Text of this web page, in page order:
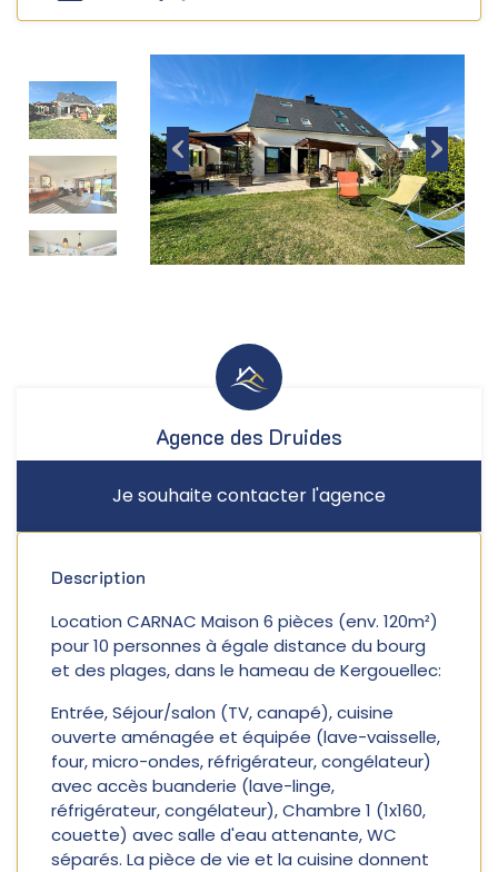
Agence des Druides
Je souhaite contacter l'agence
Description
Location CARNAC Maison 6 pièces (env. 120m²)
pour 10 personnes à égale distance du bourg
et des plages, dans le hameau de Kergouellec:
Entrée, Séjour/salon (TV, canapé), cuisine
ouverte aménagée et équipée (lave-vaisselle,
four, micro-ondes, réfrigérateur, congélateur)
avec accès buanderie (lave-linge,
réfrigérateur, congélateur), Chambre 1 (1x160,
couette) avec salle d'eau attenante, WC
séparés. La pièce de vie et la cuisine donnent